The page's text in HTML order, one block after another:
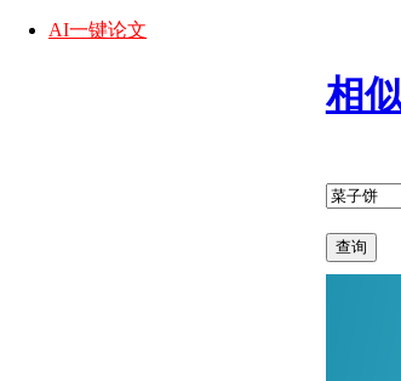
AI一键论文
相
查询